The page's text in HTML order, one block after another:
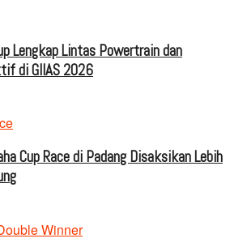
Lengkap Lintas Powertrain dan
di GIIAS 2026
Cup Race di Padang Disaksikan Lebih